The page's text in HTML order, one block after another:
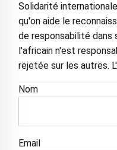
Solidarité
qu'on aide le
de responsabilité dans
l'africain n'est
rejetée sur les autres.
Nom
Email